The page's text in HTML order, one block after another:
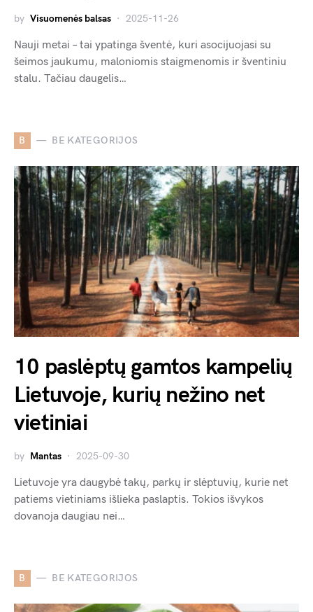
by Visuomenės balsas 2025-11-26
Nauji metai – tai ypatinga šventė, kuri asocijuojasi su
šeimos jaukumu, maloniomis staigmenomis ir šventiniu
stalu. Tačiau daugelis…
B BE KATEGORIJOS
10 paslėptų gamtos kampelių
Lietuvoje, kurių nežino net
vietiniai
by Mantas 2025-09-30
Lietuvoje yra daugybė takų, parkų ir slėptuvių, kurie net
patiems vietiniams išlieka paslaptis. Tokios išvykos
dovanoja daugiau nei…
B BE KATEGORIJOS